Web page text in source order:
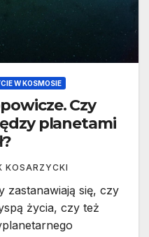
W KOSMOSIE
Czy
planetami
KOSARZYCKI
zastanawiają się, czy
życia, czy też